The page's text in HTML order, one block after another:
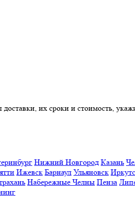
их сроки и стоимость,
Нижний Новгород Казань
Ижевск Барнаул Ульяновск
Набережные Челны Пенза